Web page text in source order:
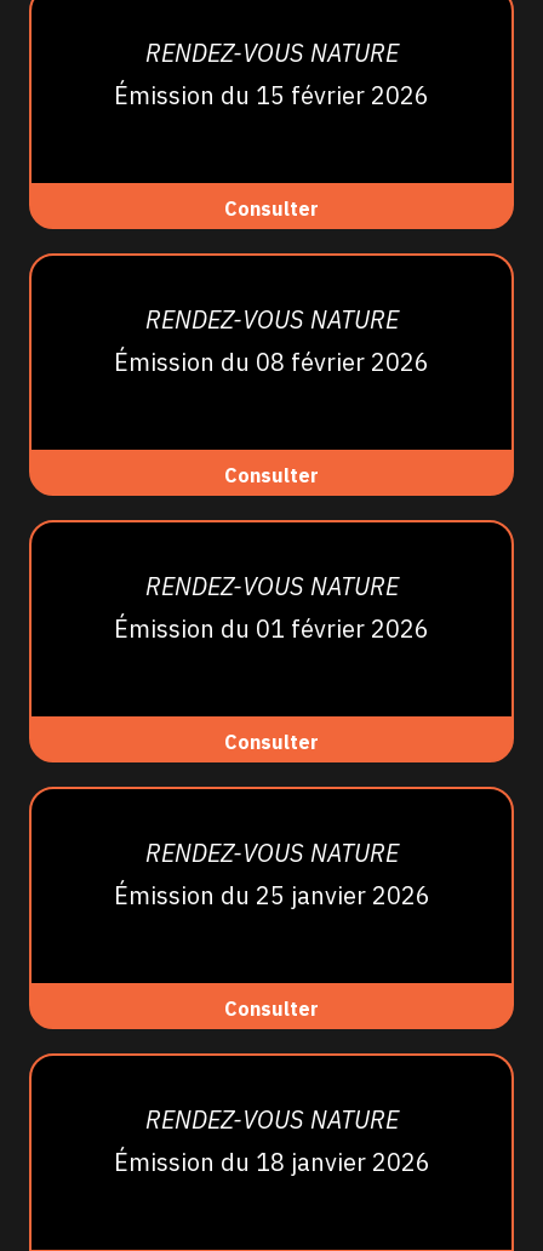
RENDEZ-VOUS NATURE
Émission du 15 février 2026
Consulter
RENDEZ-VOUS NATURE
Émission du 08 février 2026
Consulter
RENDEZ-VOUS NATURE
Émission du 01 février 2026
Consulter
RENDEZ-VOUS NATURE
Émission du 25 janvier 2026
Consulter
RENDEZ-VOUS NATURE
Émission du 18 janvier 2026